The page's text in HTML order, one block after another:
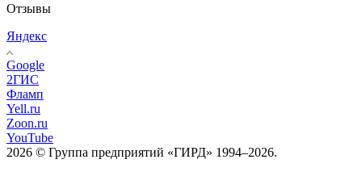
Отзывы
Яндекс
Google
2ГИС
Фламп
Yell.ru
Zoon.ru
YouTube
2026 © Группа предприятий «ГИРД» 1994–2026.